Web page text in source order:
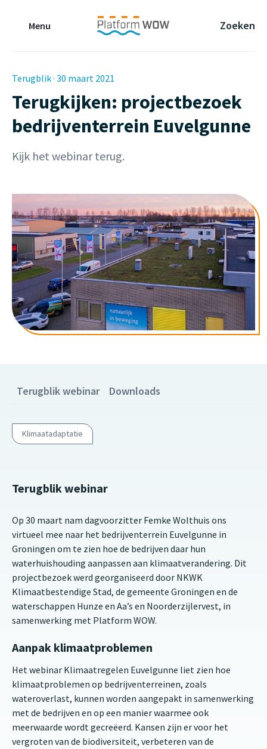
Menu
Zoeken
Terugblik · 30 maart 2021
Terugkijken: projectbezoek
bedrijventerrein Euvelgunne
Kijk het webinar terug.
Terugblik webinar Downloads
Klimaatadaptatie
Terugblik webinar
Op 30 maart nam dagvoorzitter Femke Wolthuis ons
virtueel mee naar het bedrijventerrein Euvelgunne in
Groningen om te zien hoe de bedrijven daar hun
waterhuishouding aanpassen aan klimaatverandering. Dit
projectbezoek werd georganiseerd door NKWK
Klimaatbestendige Stad, de gemeente Groningen en de
waterschappen Hunze en Aa’s en Noorderzijlervest, in
samenwerking met Platform WOW.
Aanpak klimaatproblemen
Het webinar Klimaatregelen Euvelgunne liet zien hoe
klimaatproblemen op bedrijventerreinen, zoals
wateroverlast, kunnen worden aangepakt in samenwerking
met de bedrijven en op een manier waarmee ook
meerwaarde wordt gecreëerd. Kansen zijn er voor het
vergroten van de biodiversiteit, verbeteren van de